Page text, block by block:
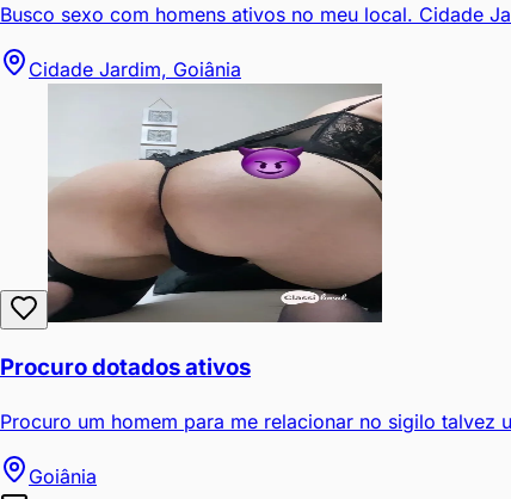
Busco sexo com homens ativos no meu local. Cidade
Cidade Jardim, Goiânia
Procuro dotados ativos
Procuro um homem para me relacionar no sigilo talvez
Goiânia